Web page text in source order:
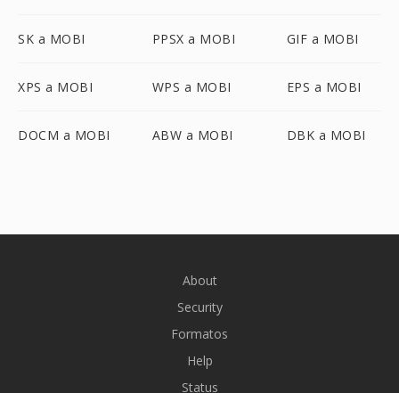
SK a MOBI PPSX a MOBI GIF a MOBI
XPS a MOBI WPS a MOBI EPS a MOBI
DOCM a MOBI ABW a MOBI DBK a MOBI
About
Security
Formatos
Help
Status